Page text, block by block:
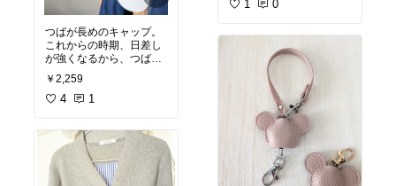
つばが長めのキャップ。
これからの時期、日差し
が強くなるから、つばが
長めが良いです。キャッ
プ好きだけど頭の周りが
暑い…このキャップはメ
す。ベージュを購入、明
るめなベージュです。 #
オリジナル写真
#キャッ
#つば長め
￥2,259
4 1
1 0